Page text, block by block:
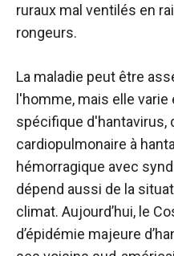
ruraux mal ventilés en
rongeurs.
La maladie peut être
l'homme, mais elle
spécifique d'hantavirus,
cardiopulmonaire à
hémorragique avec
dépend aussi de la
climat. Aujourd’hui, le
d’épidémie majeure